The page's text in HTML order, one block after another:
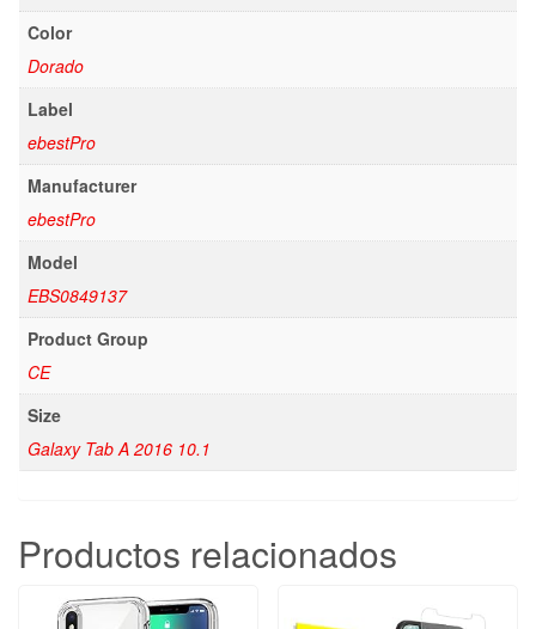
Color
Dorado
Label
ebestPro
Manufacturer
ebestPro
Model
EBS0849137
Product Group
CE
Size
Galaxy Tab A 2016 10.1
Productos relacionados